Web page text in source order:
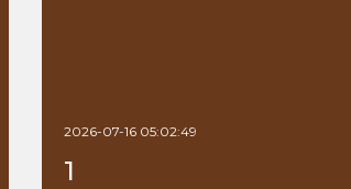
2026-07-16 05:02:49
1